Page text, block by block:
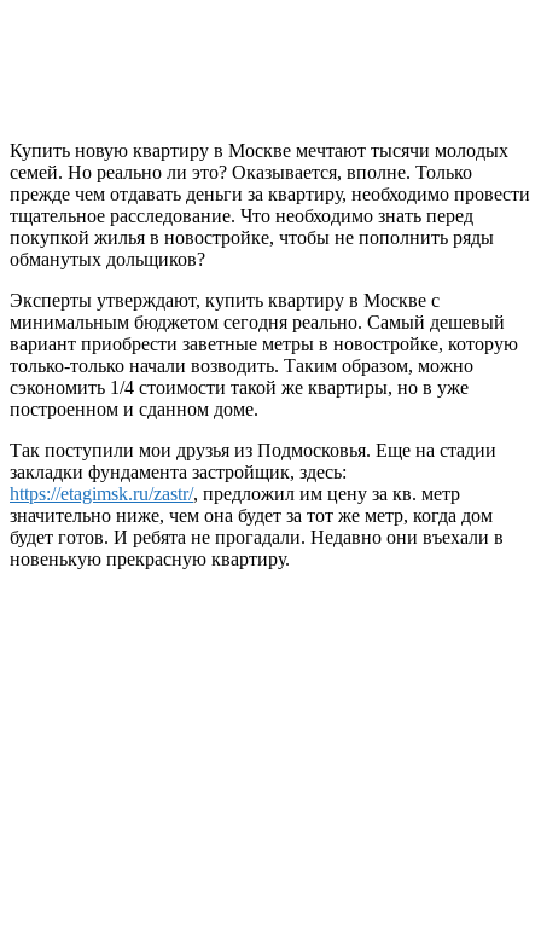
Купить новую квартиру в Москве мечтают тысячи молодых
семей. Но реально ли это? Оказывается, вполне. Только
прежде чем отдавать деньги за квартиру, необходимо провести
тщательное расследование. Что необходимо знать перед
покупкой жилья в новостройке, чтобы не пополнить ряды
обманутых дольщиков?
Эксперты утверждают, купить квартиру в Москве с
минимальным бюджетом сегодня реально. Самый дешевый
вариант приобрести заветные метры в новостройке, которую
только-только начали возводить. Таким образом, можно
сэкономить 1/4 стоимости такой же квартиры, но в уже
построенном и сданном доме.
Так поступили мои друзья из Подмосковья. Еще на стадии
закладки фундамента застройщик, здесь:
https://etagimsk.ru/zastr/, предложил им цену за кв. метр
значительно ниже, чем она будет за тот же метр, когда дом
будет готов. И ребята не прогадали. Недавно они въехали в
новенькую прекрасную квартиру.